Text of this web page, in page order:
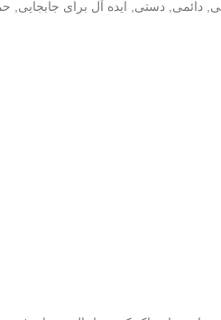
دائمی, دستی, ایده آل برای